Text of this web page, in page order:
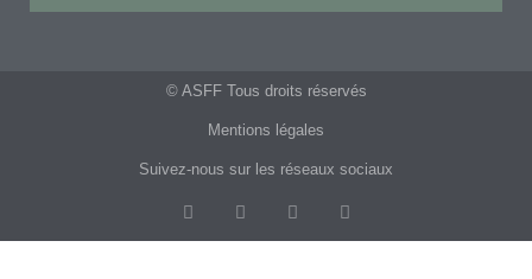
© ASFF Tous droits réservés
Mentions légales
Suivez-nous sur les réseaux sociaux